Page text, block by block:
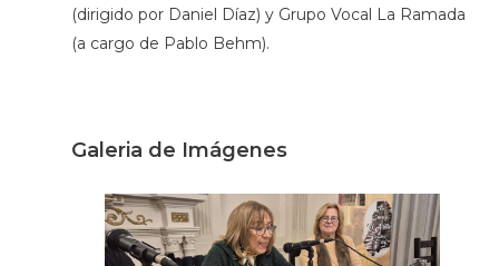
(dirigido por Daniel Díaz) y Grupo Vocal La Ramada
(a cargo de Pablo Behm).
Galeria de Imágenes